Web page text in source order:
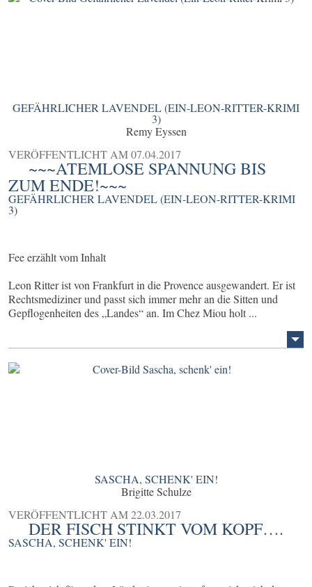
GEFÄHRLICHER LAVENDEL (EIN-LEON-RITTER-KRIMI
3)
Remy Eyssen
VERÖFFENTLICHT AM07.04.2017
~~~ATEMLOSE SPANNUNG BIS
ZUM ENDE!~~~
GEFÄHRLICHER LAVENDEL (EIN-LEON-RITTER-KRIMI
3)
Fee erzählt vom Inhalt
Leon Ritter ist von Frankfurt in die Provence ausgewandert. Er ist
Rechtsmediziner und passt sich immer mehr an die Sitten und
Gepflogenheiten des „Landes“ an. Im Chez Miou holt ...
SASCHA, SCHENK' EIN!
Brigitte Schulze
VERÖFFENTLICHT AM22.03.2017
DER FISCH STINKT VOM KOPF….
SASCHA, SCHENK' EIN!